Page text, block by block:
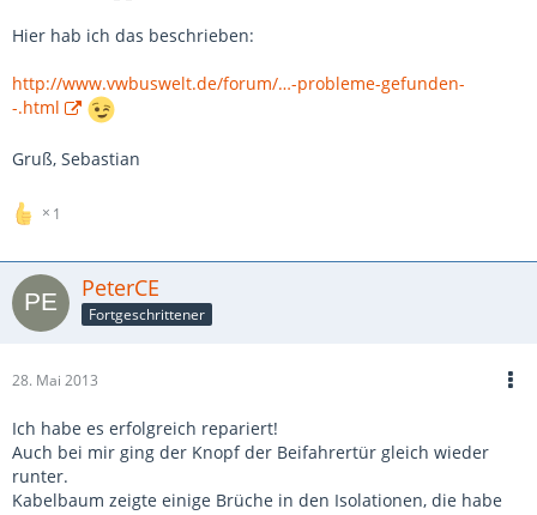
Hier hab ich das beschrieben:
http://www.vwbuswelt.de/forum/…-probleme-gefunden-
-.html
Gruß, Sebastian
1
PeterCE
Fortgeschrittener
28. Mai 2013
Ich habe es erfolgreich repariert!
Auch bei mir ging der Knopf der Beifahrertür gleich wieder
runter.
Kabelbaum zeigte einige Brüche in den Isolationen, die habe